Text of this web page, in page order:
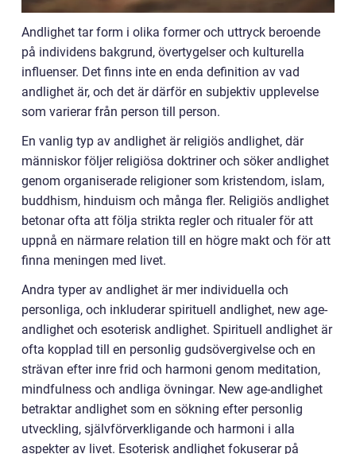
Andlighet tar form i olika former och uttryck beroende
på individens bakgrund, övertygelser och kulturella
influenser. Det finns inte en enda definition av vad
andlighet är, och det är därför en subjektiv upplevelse
som varierar från person till person.
En vanlig typ av andlighet är religiös andlighet, där
människor följer religiösa doktriner och söker andlighet
genom organiserade religioner som kristendom, islam,
buddhism, hinduism och många fler. Religiös andlighet
betonar ofta att följa strikta regler och ritualer för att
uppnå en närmare relation till en högre makt och för att
finna meningen med livet.
Andra typer av andlighet är mer individuella och
personliga, och inkluderar spirituell andlighet, new age-
andlighet och esoterisk andlighet. Spirituell andlighet är
ofta kopplad till en personlig gudsövergivelse och en
strävan efter inre frid och harmoni genom meditation,
mindfulness och andliga övningar. New age-andlighet
betraktar andlighet som en sökning efter personlig
utveckling, självförverkligande och harmoni i alla
aspekter av livet. Esoterisk andlighet fokuserar på